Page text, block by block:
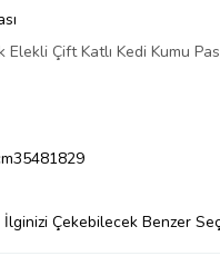
Çift Katlı Kedi Kumu
İlginizi Çekebilecek Benzer